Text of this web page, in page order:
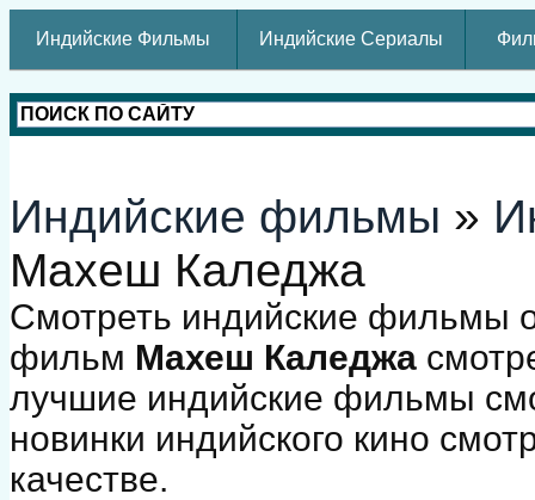
Индийские Фильмы Индийские Сериалы
Индийские фильмы »
Махеш Каледжа
Смотреть индийские фильмы
фильм Махеш Каледжа
лучшие индийские фильмы
новинки индийского кино
качестве.